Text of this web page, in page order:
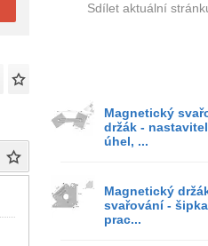
Sdílet aktuální
Magnetický
držák -
úhel, ...
Magnetický
svařování -
prac...